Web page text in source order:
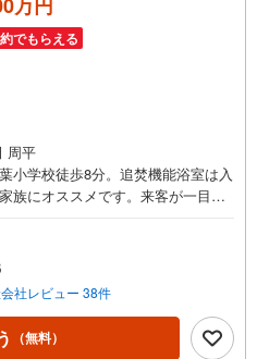
でもらえる
周平
小学校徒歩8分。追焚機能浴室は入
族にオススメです。来客が一目で
か。周辺環境も充実している中古
るものなら住んでしまいたい。そ
らにもご対応可能な物件です。シ
件で作業効率がとても良くなりま
21:00】人気物件は特にお問い合わ
めにお電話下さい。「室内・現地
社レビュー 38件
（無料）